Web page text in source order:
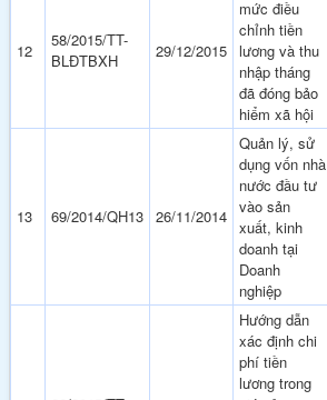
12
58/2015/TT-
BLĐTBXH
29/12/2015
mức điều
chỉnh tiền
lương và thu
nhập tháng
đã đóng bảo
hiểm xã hội
13 69/2014/QH13 26/11/2014
Quản lý, sử
dụng vốn nhà
nước đầu tư
vào sản
xuất, kinh
doanh tại
Doanh
nghiệp
Hướng dẫn
xác định chi
phí tiền
lương trong